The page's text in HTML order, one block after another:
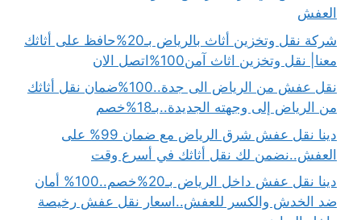
العفش
شركة نقل وتخزين أثاث بالرياض بـ20%حافظ على أثاثك
معنا| نقل وتخزين اثاث آمن100%اتصل الان
نقل عفش من الرياض الى جدة..100%ضمان نقل أثاثك
من الرياض إلى وجهته الجديدة..بـ18%خصم
دينا نقل عفش شرق الرياض مع ضمان 99% على
العفش..نضمن لك نقل أثاثك في أسرع وقت
دينا نقل عفش داخل الرياض بـ20%خصم..100% أمان
ضد الخدش والكسر للعفش..اسعار نقل عفش رخيصة